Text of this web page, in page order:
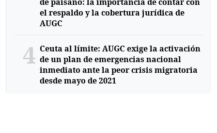
el respaldo y la cobertura jurídica de
AUGC
4 Ceuta al límite: AUGC exige la activación
de un plan de emergencias nacional
inmediato ante la peor crisis migratoria
desde mayo de 2021